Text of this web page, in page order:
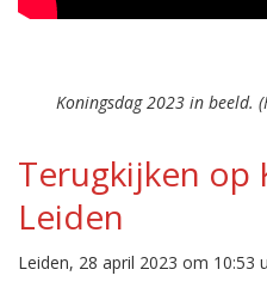
Koningsdag 2023 in beeld.
Terugkijken op
Leiden
Leiden, 28 april 2023 om 10:53